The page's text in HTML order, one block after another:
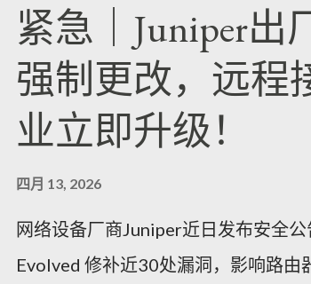
紧急｜Juniper出
强制更改，远程
业立即升级！
四月 13, 2026
网络设备厂商Juniper近日发布安全公
Evolved 修补近30处漏洞，影响路由